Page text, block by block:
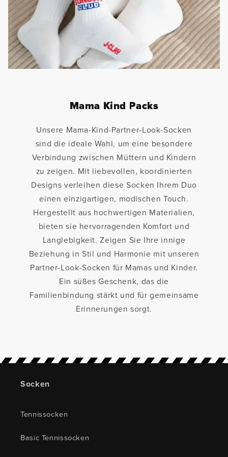
Mama Kind Packs
Unsere Mama-Kind-Partner-Look-Socken
sind die ideale Wahl, um eine besondere
Verbindung zwischen Müttern und Kindern
zu zeigen. Mit liebevollen, koordinierten
Designs verleihen diese Socken Ihrem Duo
einen einzigartigen, modischen Touch.
Hergestellt aus hochwertigen Materialien,
bieten sie hervorragenden Komfort und
Langlebigkeit. Zeigen Sie Ihre innige
Beziehung in Stil und Harmonie mit unseren
Partner-Look-Socken für Mamas und Kinder.
Ein süßes Geschenk, das die
Familienbindung stärkt und für gemeinsame
Erinnerungen sorgt.
Socken
Tennissocken
Basic Tennissocken